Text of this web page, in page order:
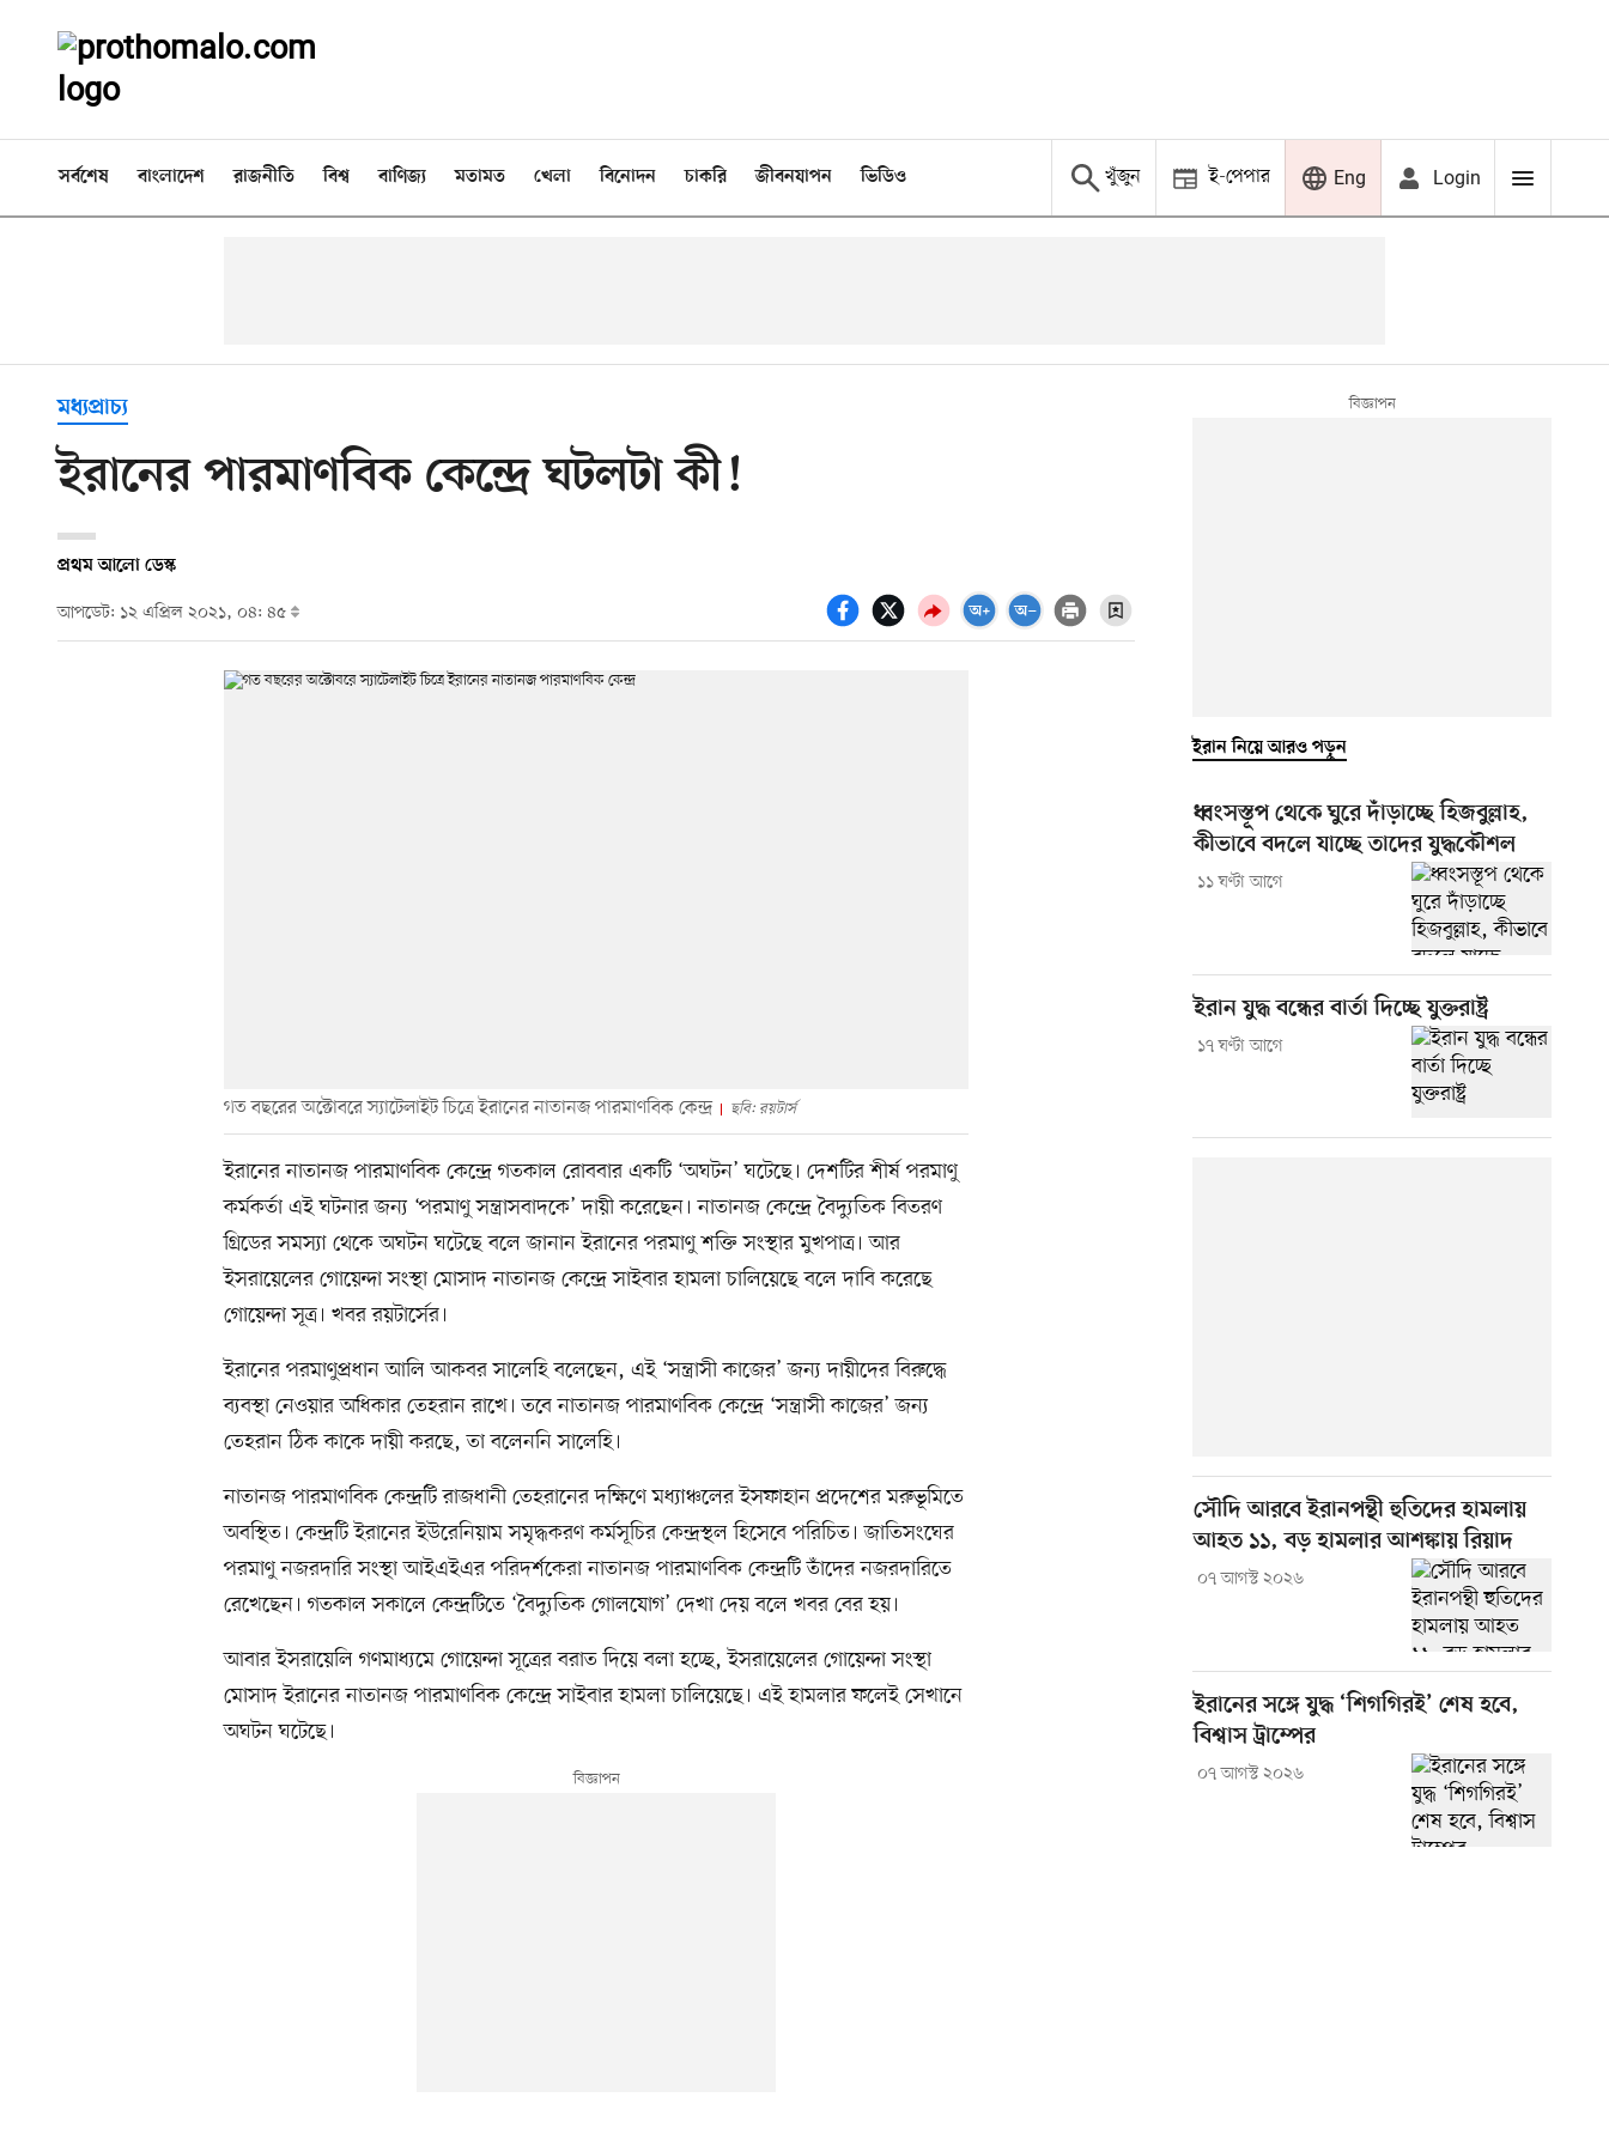
সর্বশেষ বাংলাদেশ রাজনীতি বিশ্ব বাণিজ্য মতামত খেলা বিনোদন চাকরি জীবনযাপন ভিডিও খুঁজুন ই-পেপার Eng Login
মধ্যপ্রাচ্য
ইরানের পারমাণবিক কেন্দ্রে ঘটলটা কী!
প্রথম আলো ডেস্ক
আপডেট: ১২ এপ্রিল ২০২১, ০৪: ৪৫
গত বছরের অক্টোবরে স্যাটেলাইট চিত্রে ইরানের নাতানজ পারমাণবিক কেন্দ্র ছবি: রয়টার্স
ইরানের নাতানজ পারমাণবিক কেন্দ্রে গতকাল রোববার একটি ‘অঘটন’ ঘটেছে। দেশটির শীর্ষ পরমাণু
কর্মকর্তা এই ঘটনার জন্য ‘পরমাণু সন্ত্রাসবাদকে’ দায়ী করেছেন। নাতানজ কেন্দ্রে বৈদ্যুতিক বিতরণ
গ্রিডের সমস্যা থেকে অঘটন ঘটেছে বলে জানান ইরানের পরমাণু শক্তি সংস্থার মুখপাত্র। আর
ইসরায়েলের গোয়েন্দা সংস্থা মোসাদ নাতানজ কেন্দ্রে সাইবার হামলা চালিয়েছে বলে দাবি করেছে
গোয়েন্দা সূত্র। খবর রয়টার্সের।
ইরানের পরমাণুপ্রধান আলি আকবর সালেহি বলেছেন, এই ‘সন্ত্রাসী কাজের’ জন্য দায়ীদের বিরুদ্ধে
ব্যবস্থা নেওয়ার অধিকার তেহরান রাখে। তবে নাতানজ পারমাণবিক কেন্দ্রে ‘সন্ত্রাসী কাজের’ জন্য
তেহরান ঠিক কাকে দায়ী করছে, তা বলেননি সালেহি।
নাতানজ পারমাণবিক কেন্দ্রটি রাজধানী তেহরানের দক্ষিণে মধ্যাঞ্চলের ইসফাহান প্রদেশের মরুভূমিতে
অবস্থিত। কেন্দ্রটি ইরানের ইউরেনিয়াম সমৃদ্ধকরণ কর্মসূচির কেন্দ্রস্থল হিসেবে পরিচিত। জাতিসংঘের
পরমাণু নজরদারি সংস্থা আইএইএর পরিদর্শকেরা নাতানজ পারমাণবিক কেন্দ্রটি তাঁদের নজরদারিতে
রেখেছেন। গতকাল সকালে কেন্দ্রটিতে ‘বৈদ্যুতিক গোলযোগ’ দেখা দেয় বলে খবর বের হয়।
আবার ইসরায়েলি গণমাধ্যমে গোয়েন্দা সূত্রের বরাত দিয়ে বলা হচ্ছে, ইসরায়েলের গোয়েন্দা সংস্থা
মোসাদ ইরানের নাতানজ পারমাণবিক কেন্দ্রে সাইবার হামলা চালিয়েছে। এই হামলার ফলেই সেখানে
অঘটন ঘটেছে।
ইরান নিয়ে আরও পড়ুন
ধ্বংসস্তূপ থেকে ঘুরে দাঁড়াচ্ছে হিজবুল্লাহ,
কীভাবে বদলে যাচ্ছে তাদের যুদ্ধকৌশল
১১ ঘণ্টা আগে
ইরান যুদ্ধ বন্ধের বার্তা দিচ্ছে যুক্তরাষ্ট্র
১৭ ঘণ্টা আগে
সৌদি আরবে ইরানপন্থী হুতিদের হামলায়
আহত ১১, বড় হামলার আশঙ্কায় রিয়াদ
০৭ আগস্ট ২০২৬
ইরানের সঙ্গে যুদ্ধ ‘শিগগিরই’ শেষ হবে,
বিশ্বাস ট্রাম্পের
০৭ আগস্ট ২০২৬